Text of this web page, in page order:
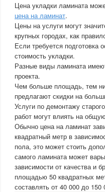
Цена укладки ламината
цена на ламинат.
Цены на услуги могут
крупных городах, как
Если требуется подготовка
стоимость укладки.
Разные виды ламината
проекта.
Чем больше площадь, тем
предлагают скидки на
Услуги по демонтажу
работ могут влиять на
Обычно цена на ламинат
квадратный метр в
пола, это может стоить
самого ламината может
зависимости от качества и
площадью 50 квадратных
составлять от 40 000 до 150